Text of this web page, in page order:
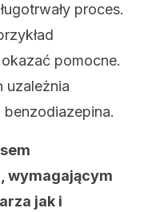
proces.
pomocne.
uzależnia
benzodiazepina.
wymagającym
jak i